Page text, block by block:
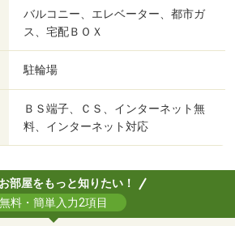
バルコニー、エレベーター、都市ガ
ス、宅配ＢＯＸ
駐輪場
ＢＳ端子、ＣＳ、インターネット無
料、インターネット対応
部屋をもっと知りたい！
無料・簡単入力2項目